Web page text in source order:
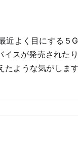
近よく目にする５
スが発売された
たような気がします